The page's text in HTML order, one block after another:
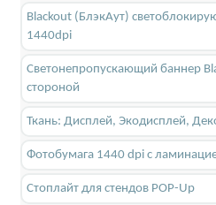
Blackout (БлэкАут)
1440dpi
Светонепропускающий баннер
стороной
Ткань: Дисплей, Экодисплей,
Фотобумага 1440 dpi с
Стоплайт для стендов POP-Up